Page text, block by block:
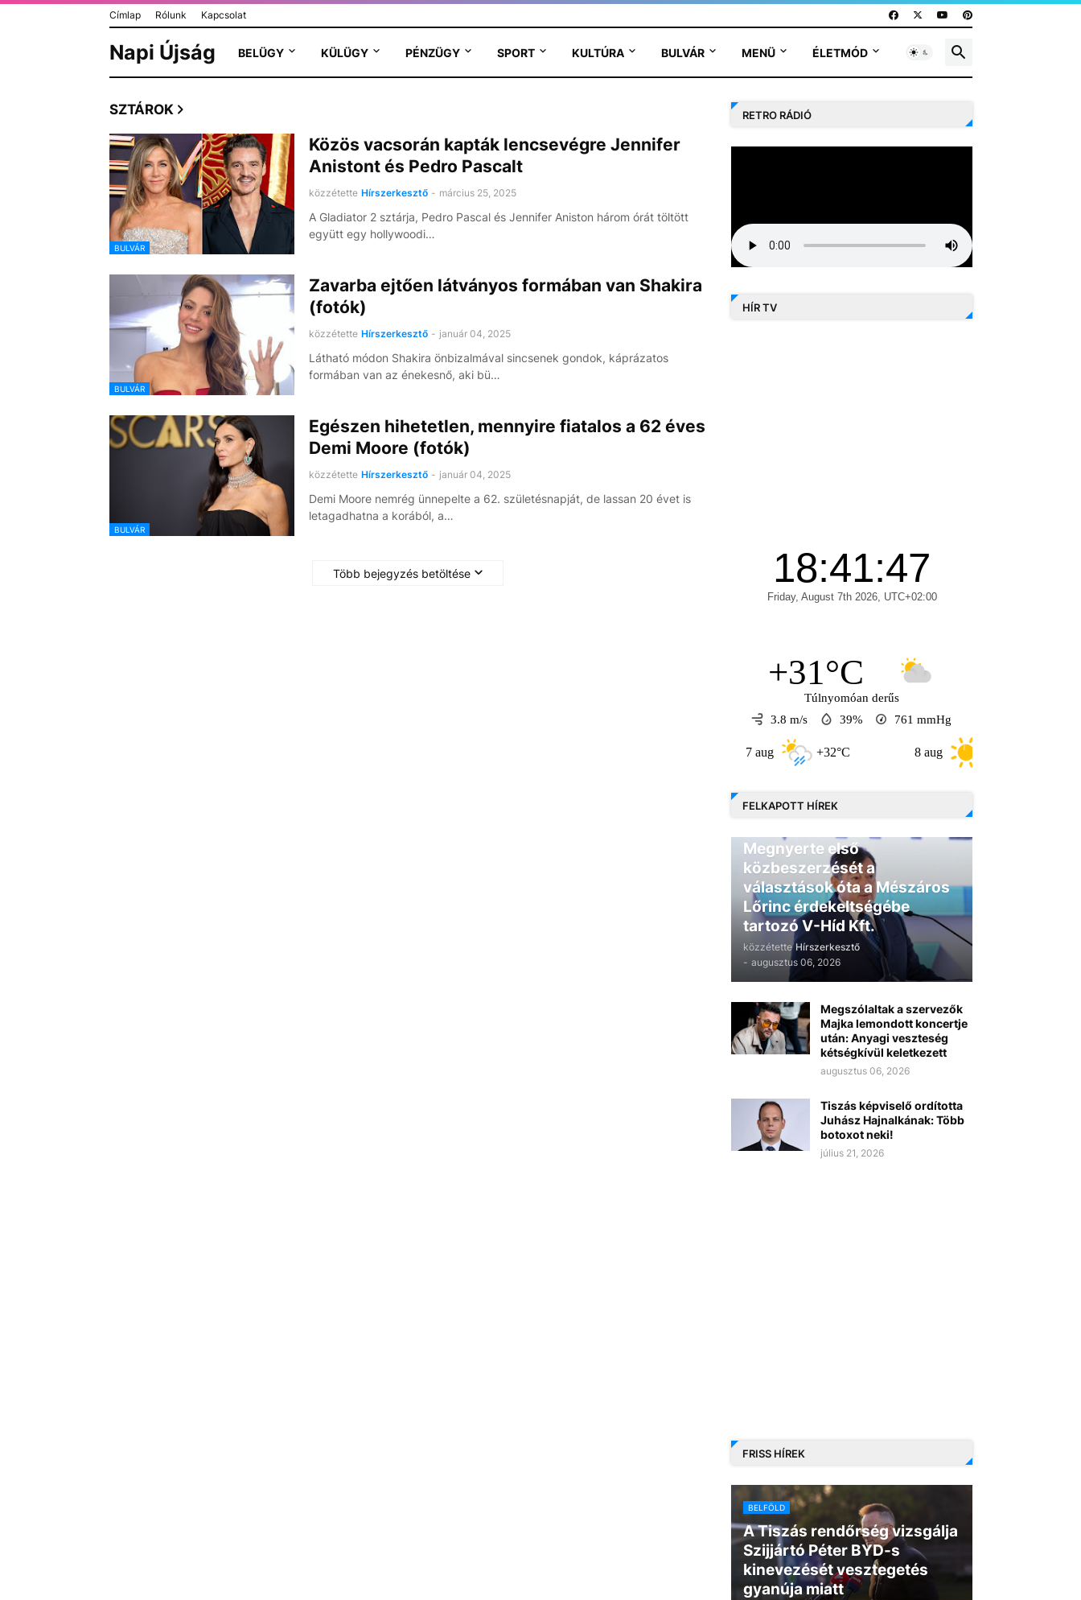
Címlap Rólunk Kapcsolat
Napi Újság BELÜGY KÜLÜGY PÉNZÜGY SPORT KULTÚRA BULVÁR MENÜ ÉLETMÓD
SZTÁROK
BULVÁR
Közös vacsorán kapták lencsevégre Jennifer
Anistont és Pedro Pascalt
közzétette Hírszerkesztő - március 25, 2025
A Gladiator 2 sztárja, Pedro Pascal és Jennifer Aniston három órát töltött
együtt egy hollywoodi…
BULVÁR
Zavarba ejtően látványos formában van Shakira
(fotók)
közzétette Hírszerkesztő - január 04, 2025
Látható módon Shakira önbizalmával sincsenek gondok, káprázatos
formában van az énekesnő, aki bü…
BULVÁR
Egészen hihetetlen, mennyire fiatalos a 62 éves
Demi Moore (fotók)
közzétette Hírszerkesztő - január 04, 2025
Demi Moore nemrég ünnepelte a 62. születésnapját, de lassan 20 évet is
letagadhatna a korából, a…
Több bejegyzés betöltése
RETRO RÁDIÓ
HÍR TV
+31°C
Túlnyomóan derűs
3.8 m/s
39% 761 mmHg
+32°C +30°C
FELKAPOTT HÍREK
Megnyerte első
közbeszerzését a
választások óta a Mészáros
Lőrinc érdekeltségébe
tartozó V-Híd Kft.
közzétette Hírszerkesztő
- augusztus 06, 2026
Megszólaltak a szervezők
Majka lemondott koncertje
után: Anyagi veszteség
kétségkívül keletkezett
augusztus 06, 2026
Tiszás képviselő ordította
Juhász Hajnalkának: Több
botoxot neki!
július 21, 2026
FRISS HÍREK
BELFÖLD
A Tiszás rendőrség vizsgálja
Szijjártó Péter BYD-s
kinevezését vesztegetés
gyanúja miatt